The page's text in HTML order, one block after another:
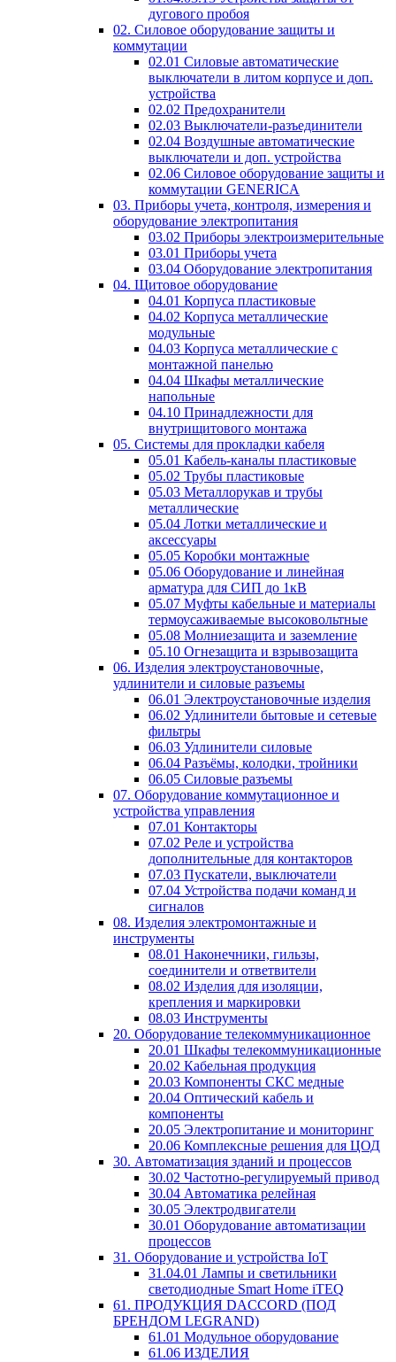
дугового пробоя
02. Силовое оборудование защиты и
коммутации
02.01 Силовые автоматические
выключатели в литом корпусе и доп.
устройства
02.02 Предохранители
02.03 Выключатели-разъединители
02.04 Воздушные автоматические
выключатели и доп. устройства
02.06 Силовое оборудование защиты и
коммутации GENERICA
03. Приборы учета, контроля, измерения и
оборудование электропитания
03.02 Приборы электроизмерительные
03.01 Приборы учета
03.04 Оборудование электропитания
04. Щитовое оборудование
04.01 Корпуса пластиковые
04.02 Корпуса металлические
модульные
04.03 Корпуса металлические с
монтажной панелью
04.04 Шкафы металлические
напольные
04.10 Принадлежности для
внутрищитового монтажа
05. Системы для прокладки кабеля
05.01 Кабель-каналы пластиковые
05.02 Трубы пластиковые
05.03 Металлорукав и трубы
металлические
05.04 Лотки металлические и
аксессуары
05.05 Коробки монтажные
05.06 Оборудование и линейная
арматура для СИП до 1кВ
05.07 Муфты кабельные и материалы
термоусаживаемые высоковольтные
05.08 Молниезащита и заземление
05.10 Огнезащита и взрывозащита
06. Изделия электроустановочные,
удлинители и силовые разъемы
06.01 Электроустановочные изделия
06.02 Удлинители бытовые и сетевые
фильтры
06.03 Удлинители силовые
06.04 Разъёмы, колодки, тройники
06.05 Силовые разъемы
07. Оборудование коммутационное и
устройства управления
07.01 Контакторы
07.02 Реле и устройства
дополнительные для контакторов
07.03 Пускатели, выключатели
07.04 Устройства подачи команд и
сигналов
08. Изделия электромонтажные и
инструменты
08.01 Наконечники, гильзы,
соединители и ответвители
08.02 Изделия для изоляции,
крепления и маркировки
08.03 Инструменты
20. Оборудование телекоммуникационное
20.01 Шкафы телекоммуникационные
20.02 Кабельная продукция
20.03 Компоненты СКС медные
20.04 Оптический кабель и
компоненты
20.05 Электропитание и мониторинг
20.06 Комплексные решения для ЦОД
30. Автоматизация зданий и процессов
30.02 Частотно-регулируемый привод
30.04 Автоматика релейная
30.05 Электродвигатели
30.01 Оборудование автоматизации
процессов
31. Оборудование и устройства IoT
31.04.01 Лампы и светильники
светодиодные Smart Home iTEQ
61. ПРОДУКЦИЯ DACCORD (ПОД
БРЕНДОМ LEGRAND)
61.01 Модульное оборудование
61.06 ИЗДЕЛИЯ